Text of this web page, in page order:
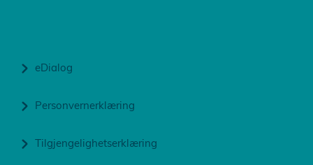
eDialog
Personvernerklæring
Tilgjengelighetserklæring